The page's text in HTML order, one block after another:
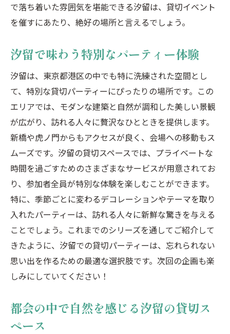
で落ち着いた雰囲気を堪能できる汐留は、貸切イベント
を催すにあたり、絶好の場所と言えるでしょう。
汐留で味わう特別なパーティー体験
汐留は、東京都港区の中でも特に洗練された空間とし
て、特別な貸切パーティーにぴったりの場所です。この
エリアでは、モダンな建築と自然が調和した美しい景観
が広がり、訪れる人々に贅沢なひとときを提供します。
新橋や虎ノ門からもアクセスが良く、会場への移動もス
ムーズです。汐留の貸切スペースでは、プライベートな
時間を過ごすためのさまざまなサービスが用意されてお
り、参加者全員が特別な体験を楽しむことができます。
特に、季節ごとに変わるデコレーションやテーマを取り
入れたパーティーは、訪れる人々に新鮮な驚きを与える
ことでしょう。これまでのシリーズを通してご紹介して
きたように、汐留での貸切パーティーは、忘れられない
思い出を作るための最適な選択肢です。次回の企画も楽
しみにしていてください！
都会の中で自然を感じる汐留の貸切ス
ペース